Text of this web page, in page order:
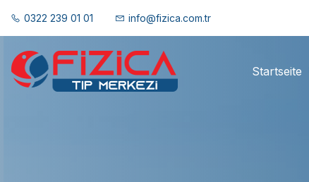
0322 239 01 01 info@fizica.com.tr
Startseite